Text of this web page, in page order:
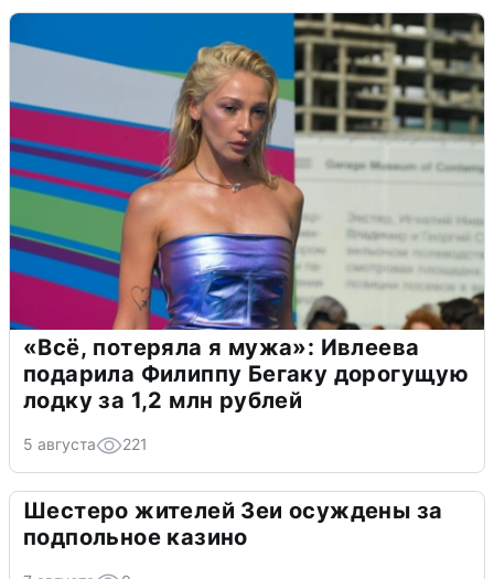
«Всё, потеряла я мужа»: Ивлеева
подарила Филиппу Бегаку дорогущую
лодку за 1,2 млн рублей
5 августа 221
Шестеро жителей Зеи осуждены за
подпольное казино